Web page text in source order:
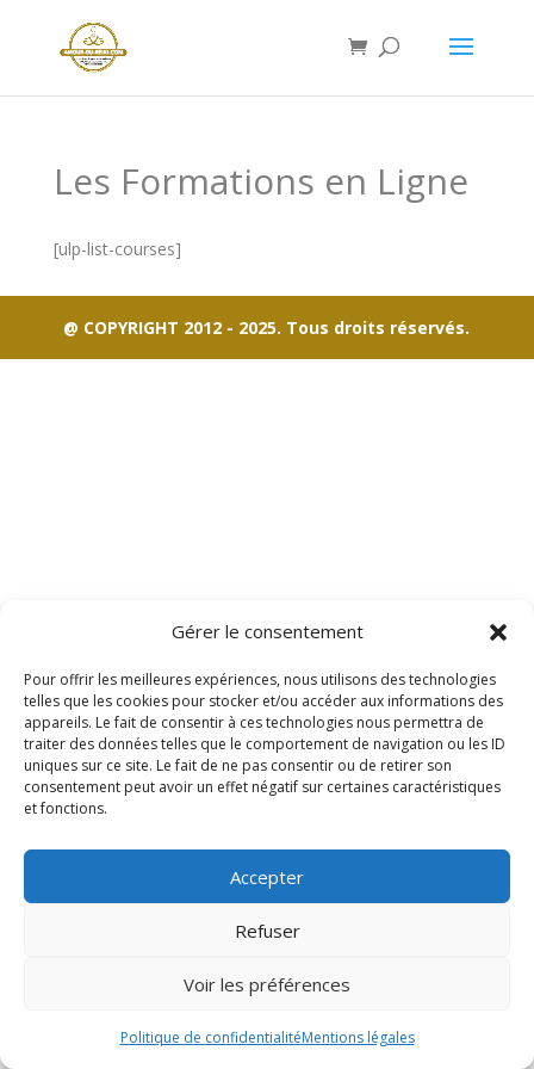
Gérer le consentement
Pour offrir les meilleures expériences, nous utilisons des technologies
telles que les cookies pour stocker et/ou accéder aux informations des
appareils. Le fait de consentir à ces technologies nous permettra de
traiter des données telles que le comportement de navigation ou les ID
uniques sur ce site. Le fait de ne pas consentir ou de retirer son
consentement peut avoir un effet négatif sur certaines caractéristiques
et fonctions.
Accepter
Refuser
Voir les préférences
Politique de confidentialitéMentions légales
Les Formations en Ligne
[ulp-list-courses]
@ COPYRIGHT 2012 - 2025. Tous droits réservés.